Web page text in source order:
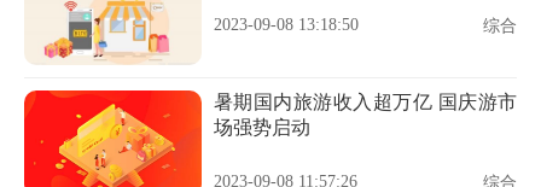
2023-09-08 13:18:50 综合
暑期国内旅游收入超万亿 国庆游市
场强势启动
2023-09-08 11:57:26 综合